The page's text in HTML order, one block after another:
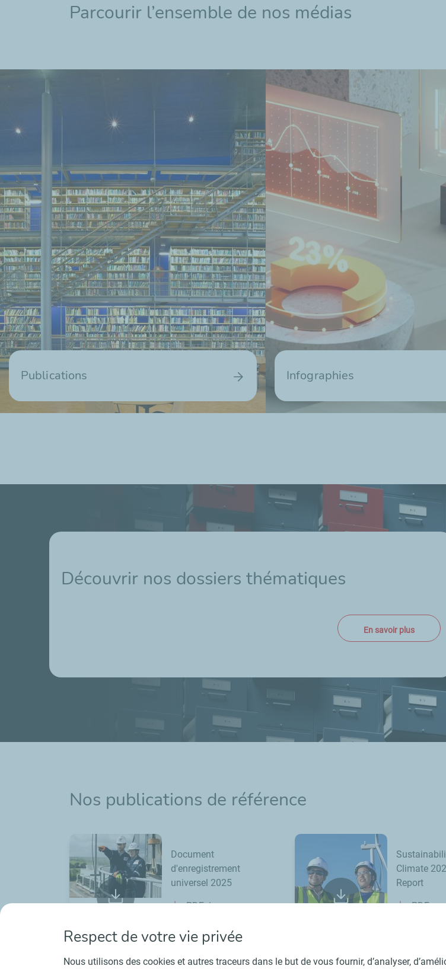
Parcourir l’ensemble de nos médias
Publications Infographies
Découvrir nos dossiers thématiques
En savoir plus
Nos publications de référence
Document
d'enregistrement
universel 2025
PDF
ESEF
Climate
Report
PDF
Respect de votre vie privée
Nous utilisons des cookies et autres traceurs dans le but de vous fournir, d’analyser,